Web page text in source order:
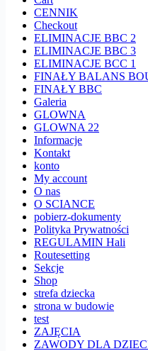
CENNIK
Checkout
ELIMINACJE BBC 2
ELIMINACJE BBC 3
ELIMINACJE BCC 1
FINAŁY BALANS
FINAŁY BBC
Galeria
GLOWNA
GLOWNA 22
Informacje
Kontakt
konto
My account
O nas
O SCIANCE
pobierz-dokumenty
Polityka Prywatności
REGULAMIN Hali
Routesetting
Sekcje
Shop
strefa dziecka
strona w budowie
test
ZAJĘCIA
ZAWODY DLA